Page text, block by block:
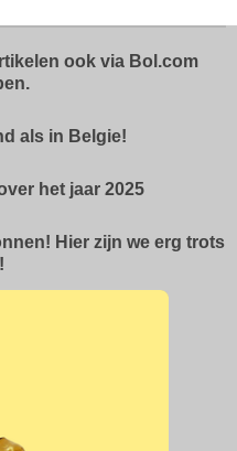
ook via Bol.com
als in Belgie!
het jaar 2025
Hier zijn we erg trots